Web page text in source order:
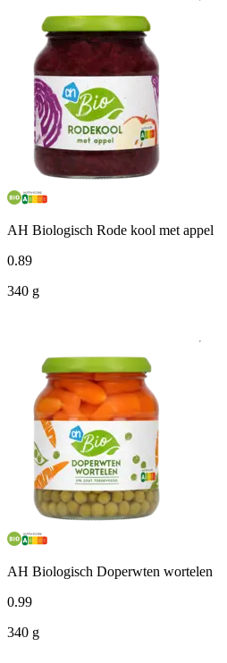
AH Biologisch Rode kool met appel
0.89
340 g
AH Biologisch Doperwten wortelen
0.99
340 g